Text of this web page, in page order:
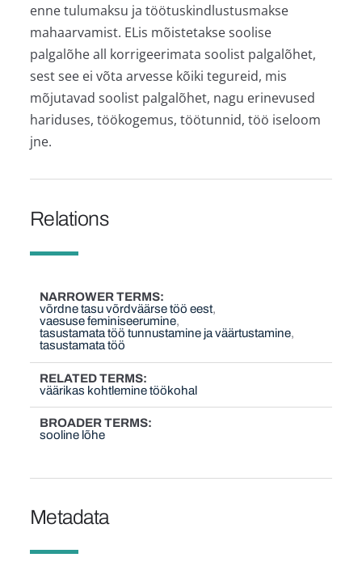
enne tulumaksu ja töötuskindlustusmakse
mahaarvamist. ELis mõistetakse soolise
palgalõhe all korrigeerimata soolist palgalõhet,
sest see ei võta arvesse kõiki tegureid, mis
mõjutavad soolist palgalõhet, nagu erinevused
hariduses, töökogemus, töötunnid, töö iseloom
jne.
Relations
NARROWER TERMS
võrdne tasu võrdväärse töö eest
vaesuse feminiseerumine
tasustamata töö tunnustamine ja väärtustamine
tasustamata töö
RELATED TERMS
väärikas kohtlemine töökohal
BROADER TERMS
sooline lõhe
Metadata